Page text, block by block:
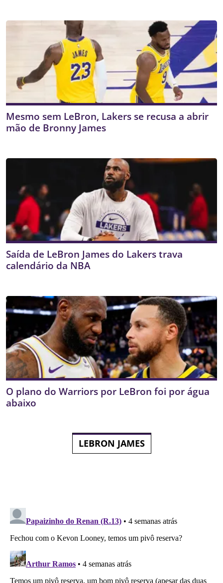
Mesmo sem LeBron, Lakers se recusa a abrir
mão de Bronny James
Saída de LeBron James do Lakers trava
calendário da NBA
O plano do Warriors por LeBron foi por água
abaixo
LEBRON JAMES